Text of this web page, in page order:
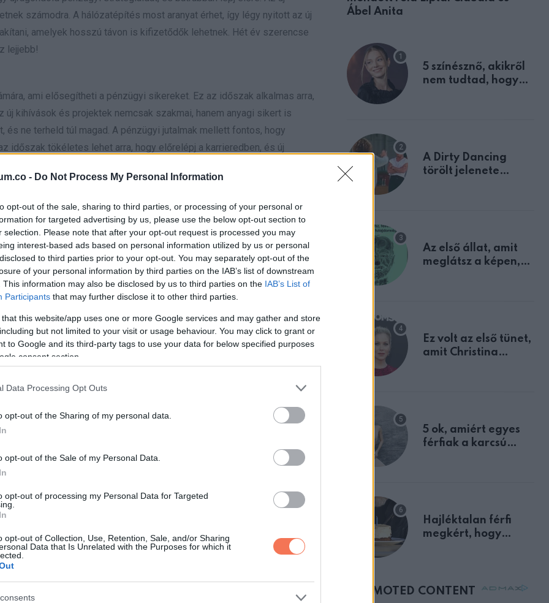
- Do Not Process My Personal Information
opt-out of the sale, sharing to third parties, or processing of your personal or
for targeted advertising by us, please use the below opt-out section to
selection. Please note that after your opt-out request is processed you may
interest-based ads based on personal information utilized by us or personal
to third parties prior to your opt-out. You may separately opt-out of the
of your personal information by third parties on the IAB’s list of downstream
This information may also be disclosed by us to third parties on the IAB’s List of
Participants that may further disclose it to other third parties.
that this website/app uses one or more Google services and may gather and store
but not limited to your visit or usage behaviour. You may click to grant or
to Google and its third-party tags to use your data for below specified purposes
consent section.
Data Processing Opt Outs
opt-out of the Sharing of my personal data.
opt-out of the Sale of my Personal Data.
opt-out of processing my Personal Data for Targeted
opt-out of Collection, Use, Retention, Sale, and/or Sharing
Data that Is Unrelated with the Purposes for which it
számodra. A hálózatépítés most aranyat érhet, így légy nyitott az új
amelyek hosszú távon is kifizetődők lehetnek. Hét év szerencse
lejjebb!
ami elősegítheti a pénzügyi sikereket. Ez az időszak alkalmas arra,
kihívások és projektek nemcsak szakmai, hanem anyagi sikert is
és ne terheld túl magad. A pénzügyi jutalmak mellett fontos, hogy
időszak tökéletes lehet arra, hogy előrelépj a karrieredben, és új
a „sok szerencsét” beírása után gördítesz lejjebb!
Ábel Anita
5 színésznő, akikről
nem tudtad, hogy
A Dirty Dancing
törölt jelenete
Az első állat, amit
meglátsz a képen,
Ez volt az első tünet,
amit Christina
5 ok, amiért egyes
férfiak a karcsú
Hajléktalan férfi
megkért, hogy
mellettem ült az első